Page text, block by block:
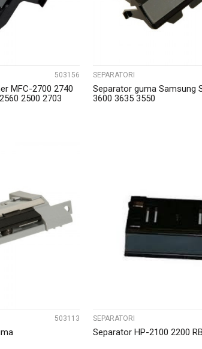
503156
MFC-2700 2740
2500 2703
SEPARATORI
Separator guma Samsung
3600 3635 3550
503113 SEPARATORI
Separator HP-2100 2200